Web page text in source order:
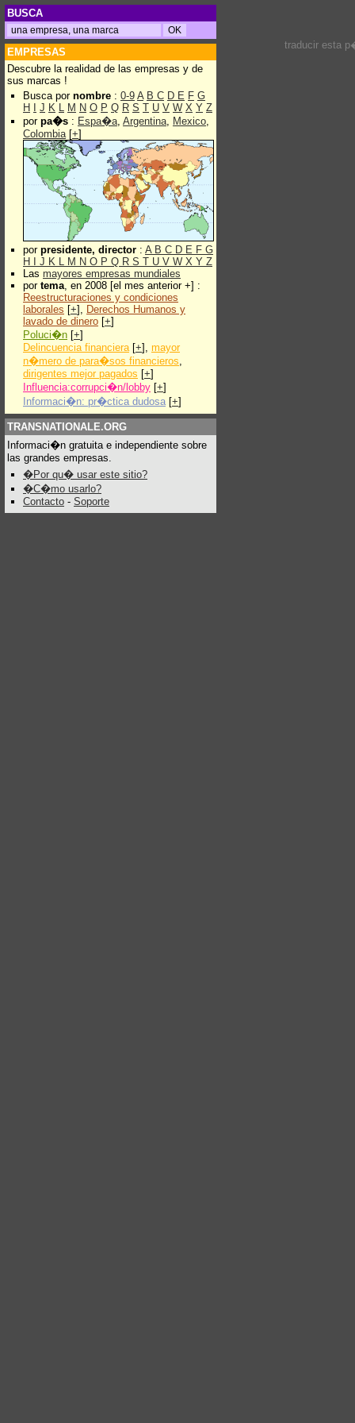
BUSCA
EMPRESAS
Descubre la realidad de las empresas y de
sus marcas !
Busca por nombre : 0-9 A B C D E F G
H
J K L M N O P Q R S T U V W X Y Z
por pa�s : Espa�a, Argentina, Mexico,
Colombia[+]
por presidente, director : A B C D E F G
H
J K L M N O P Q R S T U V W X Y Z
Las mayores empresas mundiales
por tema, en 2008 [el mes anterior +] :
Reestructuraciones y condiciones
laborales [+], Derechos Humanos y
lavado de dinero [+]
Poluci�n [+]
Delincuencia financiera[+], mayor
n�mero de para�sos financieros,
dirigentes mejor pagados [+]
Influencia:corrupci�n/lobby [+]
Informaci�n: pr�ctica dudosa [+]
TRANSNATIONALE.ORG
Informaci�n gratuita e independiente sobre
las grandes empresas.
�Por qu� usar este sitio?
�C�mo usarlo?
Contacto - Soporte
traducir esta